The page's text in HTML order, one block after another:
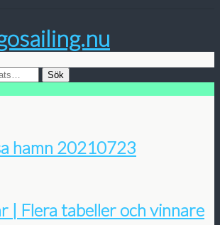
hamn 20210723
| Flera tabeller och vinnare